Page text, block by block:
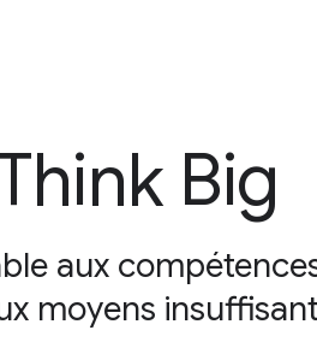
Big
aux
moyens